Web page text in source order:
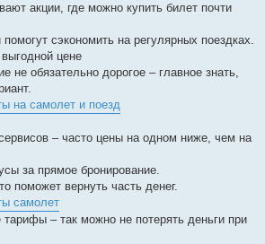
акции, где можно купить билет почти
сэкономить на регулярных поездках.
выгодной цене
не обязательно дорогое – главное знать,
на самолет и поезд
– часто цены на одном ниже, чем на
за прямое бронирование.
поможет вернуть часть денег.
самолет
– так можно не потерять деньги при